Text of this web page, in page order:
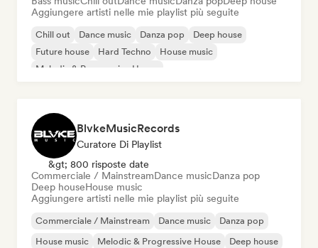
Aggiungere artisti nelle mie playlist più seguite
Chill out Dance music Danza pop
Deep house
Future house
Hard Techno
House music
Melodic & Progressive House
BlvkeMusicRecords
Curatore Di Playlist
&gt; 800 risposte date
Commerciale / MainstreamDance musicDanza pop
Deep houseHouse music
Aggiungere artisti nelle mie playlist più seguite
Commerciale / Mainstream Dance music
Danza pop
House music
Melodic & Progressive House Deep house